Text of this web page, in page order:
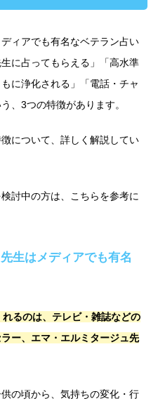
ィアでも有名なベテラン占い
に占ってもらえる」「高水準
に浄化される」「電話・チャ
、3つの特徴があります。
について、詳しく解説してい
討中の方は、こちらを参考に
生はメディアでも有名
るのは、テレビ・雑誌などの
ー、エマ・エルミタージュ先
の頃から、気持ちの変化・行